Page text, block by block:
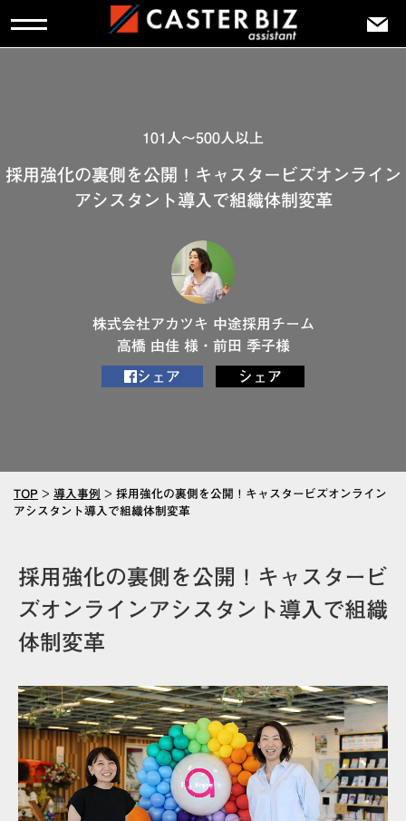
101人～500人以上
採用強化の裏側を公開！キャスタービズオンライン
アシスタント導入で組織体制変革
株式会社アカツキ 中途採用チーム
高橋 由佳 様・前田 季子様
シェア シェア
TOP > 導入事例 > 採用強化の裏側を公開！キャスタービズオンライン
アシスタント導入で組織体制変革
採用強化の裏側を公開！キャスタービ
ズオンラインアシスタント導入で組織
体制変革